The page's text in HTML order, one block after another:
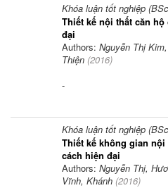
Khóa luận tốt nghiệp
Thiết kế nội thất căn
đại
Authors: Nguyễn Thị
Thiện (2016)
-
Khóa luận tốt nghiệp
Thiết kế không gian
cách hiện đại
Authors: Nguyễn Thị,
Vĩnh, Khánh (2016)